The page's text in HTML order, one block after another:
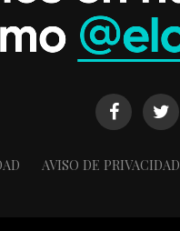
AVISO DE PRIVACIDAD